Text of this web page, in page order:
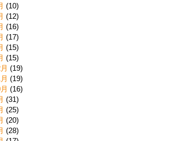
(10)
(12)
(16)
(17)
(15)
(15)
(19)
(19)
(16)
(31)
(25)
(20)
(28)